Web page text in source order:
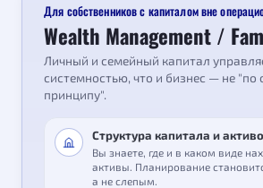
Для собственников с капиталом вне
Wealth Management /
Личный и семейный капитал
системностью, что и бизнес — не "по
принципу".
Структура капитала и
Вы знаете, где и в каком виде
активы. Планирование
а не слепым.